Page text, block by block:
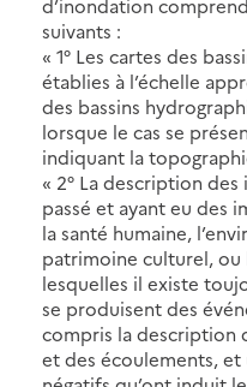
suivants :
« 1° Les cartes des
établies à l’échelle
des bassins
lorsque le cas se
indiquant la
« 2° La description
passé et ayant eu des
la santé humaine,
patrimoine culturel, ou
lesquelles il existe
se produisent des
compris la description
et des écoulements,